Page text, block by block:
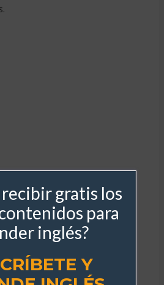
gratis los
para
inglés?
Y